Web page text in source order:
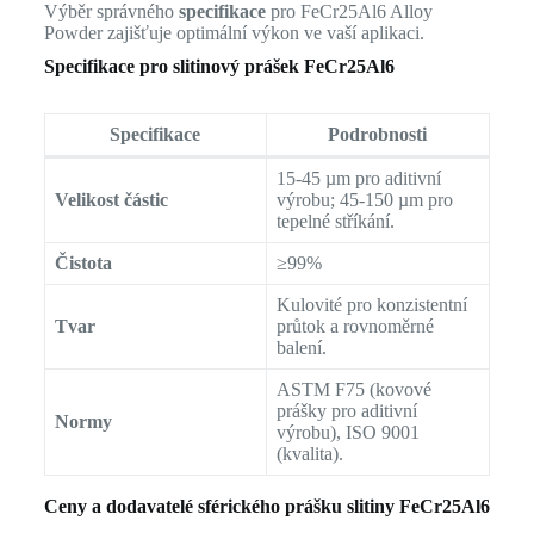
Výběr správného specifikacepro FeCr25Al6 Alloy
Powder zajišťuje optimální výkon ve vaší aplikaci.
Specifikace pro slitinový prášek FeCr25Al6
Specifikace Podrobnosti
Velikost částic
15-45 µm pro aditivní
výrobu; 45-150 µm pro
tepelné stříkání.
Čistota ≥99%
Tvar
Kulovité pro konzistentní
průtok a rovnoměrné
balení.
Normy
ASTM F75 (kovové
prášky pro aditivní
výrobu), ISO 9001
(kvalita).
Ceny a dodavatelé sférického prášku slitiny FeCr25Al6